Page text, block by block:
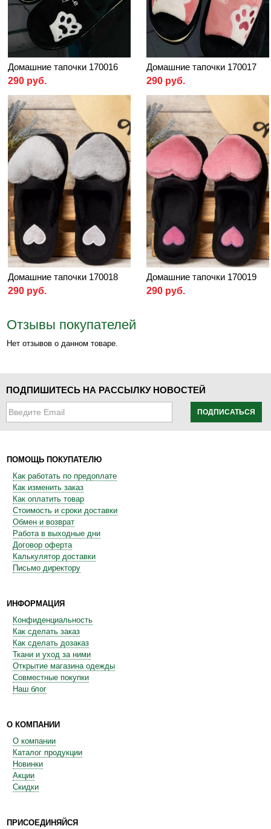
Домашние тапочки 170016
290 руб.
Домашние тапочки 170017
290 руб.
Домашние тапочки 170018
290 руб.
Домашние тапочки 170019
290 руб.
Отзывы покупателей
Нет отзывов о данном товаре.
ПОДПИШИТЕСЬ НА РАССЫЛКУ НОВОСТЕЙ
ПОДПИСАТЬСЯ
ПОМОЩЬ ПОКУПАТЕЛЮ
Как работать по предоплате
Как изменить заказ
Как оплатить товар
Стоимость и сроки доставки
Обмен и возврат
Работа в выходные дни
Договор оферта
Калькулятор доставки
Письмо директору
ИНФОРМАЦИЯ
Конфиденциальность
Как сделать заказ
Как сделать дозаказ
Ткани и уход за ними
Открытие магазина одежды
Совместные покупки
Наш блог
О КОМПАНИИ
О компании
Каталог продукции
Новинки
Акции
Скидки
ПРИСОЕДИНЯЙСЯ